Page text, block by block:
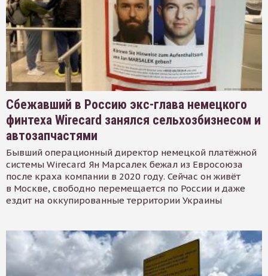
Сбежавший в Россию экс-глава немецкого
финтеха Wirecard занялся сельхозбизнесом и
автозапчастями
Бывший операционный директор немецкой платёжной
системы Wirecard Ян Марсалек бежал из Евросоюза
после краха компании в 2020 году. Сейчас он живёт
в Москве, свободно перемещается по России и даже
ездит на оккупированные территории Украины